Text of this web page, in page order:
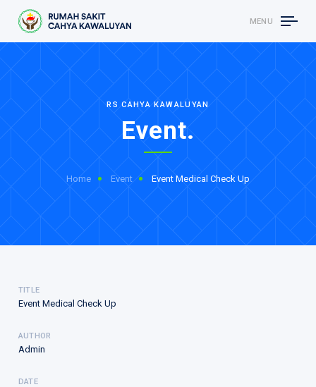
MENU
RS CAHYA KAWALUYAN
Event.
Home Event Event Medical Check Up
TITLE
Event Medical Check Up
AUTHOR
Admin
DATE